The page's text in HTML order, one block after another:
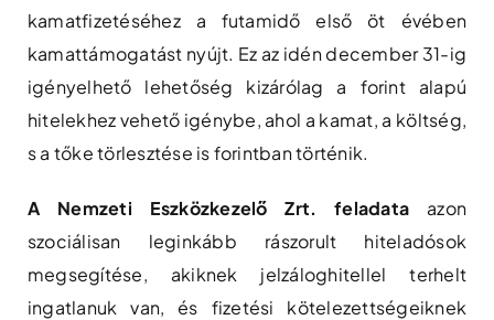
kamatfizetéséhez a futamidő első öt évében
kamattámogatást nyújt. Ez az idén december 31-ig
igényelhető lehetőség kizárólag a forint alapú
hitelekhez vehető igénybe, ahol a kamat, a költség,
s a tőke törlesztése is forintban történik.
A Nemzeti Eszközkezelő Zrt. feladata azon
szociálisan leginkább rászorult hiteladósok
megsegítése, akiknek jelzáloghitellel terhelt
ingatlanuk van, és fizetési kötelezettségeiknek